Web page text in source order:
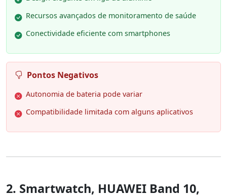
Recursos avançados de monitoramento de saúde
Conectividade eficiente com smartphones
Pontos Negativos
Autonomia de bateria pode variar
Compatibilidade limitada com alguns aplicativos
2. Smartwatch, HUAWEI Band 10,